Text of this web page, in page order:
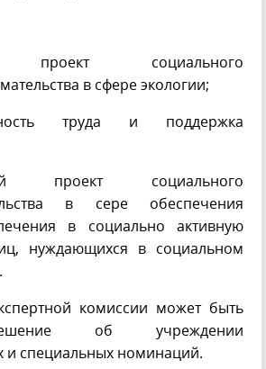
проект социального
в сфере экологии;
труда и поддержка
проект социального
в сере обеспечения
в социально активную
нуждающихся в социальном
комиссии может быть
об учреждении
и специальных номинаций.